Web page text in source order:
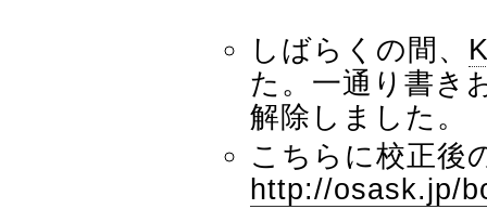
しばらくの間、
た。一通り書き
解除しました。
こちらに校正後
http://osask.jp/